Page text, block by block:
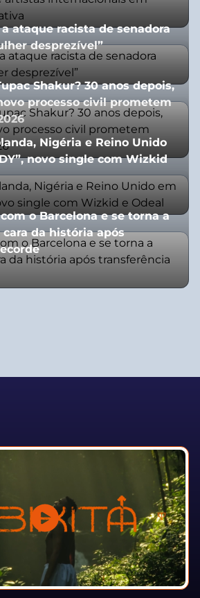
ataque racista de senadora
desprezível”
Shakur? 30 anos depois,
processo civil prometem
Nigéria e Reino Unido
novo single com Wizkid
o Barcelona e se torna a
da história após